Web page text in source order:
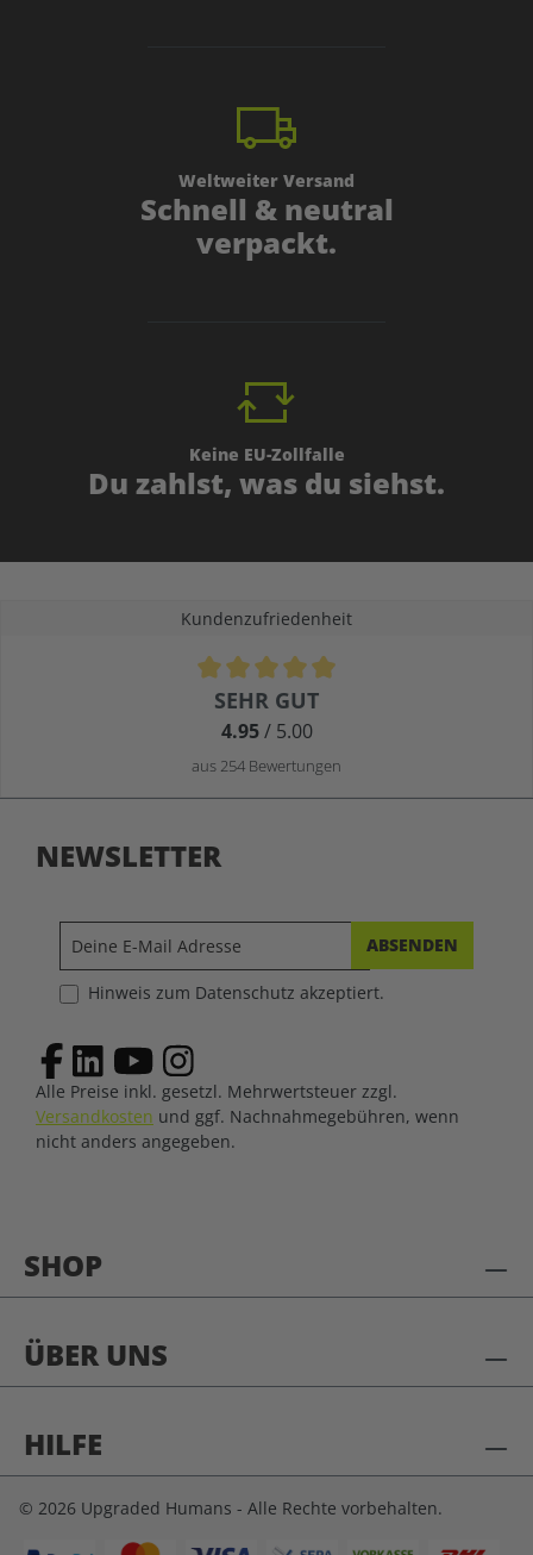
Weltweiter Versand
Schnell & neutral
verpackt.
Keine EU-Zollfalle
Du zahlst, was du siehst.
Kundenzufriedenheit
Durchschnittliche Bewertung von 4.9 von 5 Sternen
SEHR GUT
4.95/ 5.00
aus 254 Bewertungen
SHOP
ÜBER UNS
HILFE
NEWSLETTER
ABSENDEN
Hinweis zum Datenschutz akzeptiert.
Alle Preise inkl. gesetzl. Mehrwertsteuer zzgl.
Versandkosten und ggf. Nachnahmegebühren, wenn
nicht anders angegeben.
© 2026 Upgraded Humans - Alle Rechte vorbehalten.